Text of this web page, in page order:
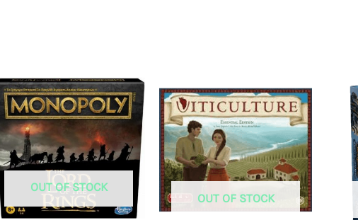
OUT OF STOCK
OUT OF STOCK